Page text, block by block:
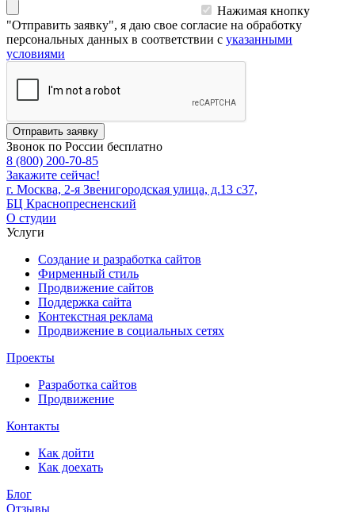
Нажимая кнопку
"Отправить заявку", я даю свое согласие на обработку
персональных данных в соответствии с указанными
условиями
Отправить заявку
Звонок по России бесплатно
8 (800) 200-70-85
Закажите сейчас!
г. Москва, 2-я Звенигородская улица, д.13 с37,
БЦ Краснопресненский
О студии
Услуги
Создание и разработка сайтов
Фирменный стиль
Продвижение сайтов
Поддержка сайта
Контекстная реклама
Продвижение в социальных сетях
Проекты
Разработка сайтов
Продвижение
Контакты
Как дойти
Как доехать
Блог
Отзывы